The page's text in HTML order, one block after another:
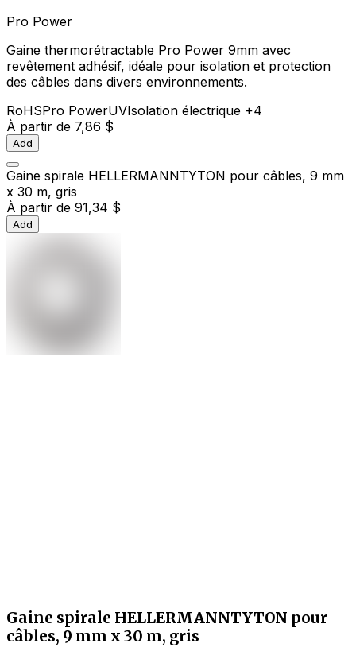
Pro Power
Gaine thermorétractable Pro Power 9mm avec
revêtement adhésif, idéale pour isolation et protection
des câbles dans divers environnements.
RoHSPro PowerUVIsolation électrique +4
À partir de 7,86 $
Add
Gaine spirale HELLERMANNTYTON pour câbles, 9 mm
x 30 m, gris
À partir de 91,34 $
Add
Gaine spirale HELLERMANNTYTON pour
câbles, 9 mm x 30 m, gris